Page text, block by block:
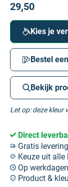
29,50
Kies je
Bestel
Bekijk
Let op: deze kleur
Direct
Gratis
Keuze uit alle
Op
Product &